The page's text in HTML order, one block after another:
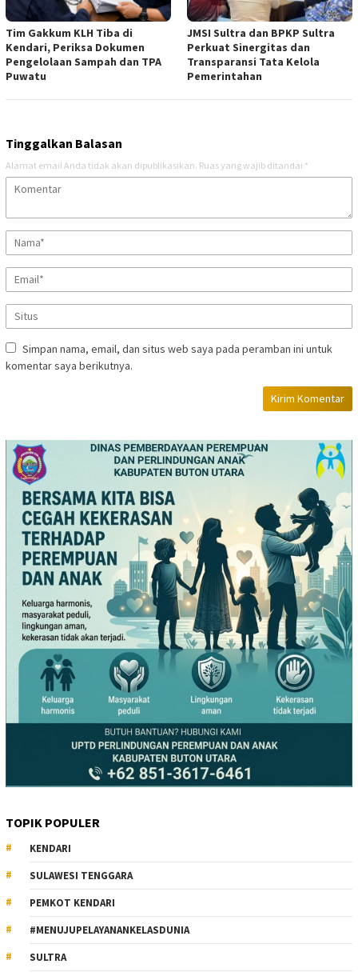
Tim Gakkum KLH Tiba di
Kendari, Periksa Dokumen
Pengelolaan Sampah dan TPA
Puwatu
JMSI Sultra dan BPKP Sultra
Perkuat Sinergitas dan
Transparansi Tata Kelola
Pemerintahan
Tinggalkan Balasan
Alamat email Anda tidak akan dipublikasikan. Ruas yang wajib ditandai *
Simpan nama, email, dan situs web saya pada peramban ini untuk
komentar saya berikutnya.
TOPIK POPULER
KENDARI
SULAWESI TENGGARA
PEMKOT KENDARI
#MENUJUPELAYANANKELASDUNIA
SULTRA